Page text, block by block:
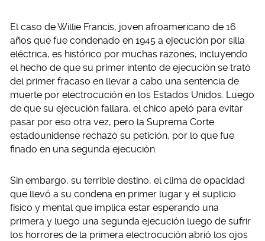
El caso de Willie Francis, joven afroamericano de 16
años que fue condenado en 1945 a ejecución por silla
eléctrica, es histórico por muchas razones, incluyendo
el hecho de que su primer intento de ejecución se trató
del primer fracaso en llevar a cabo una sentencia de
muerte por electrocución en los Estados Unidos. Luego
de que su ejecución fallara, el chico apeló para evitar
pasar por eso otra vez, pero la Suprema Corte
estadounidense rechazó su petición, por lo que fue
finado en una segunda ejecución.
Sin embargo, su terrible destino, el clima de opacidad
que llevó a su condena en primer lugar y el suplicio
físico y mental que implica estar esperando una
primera y luego una segunda ejecución luego de sufrir
los horrores de la primera electrocución abrió los ojos